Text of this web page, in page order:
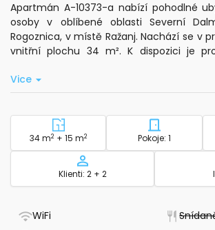
Apartmán A-10373-a nabízí pohodlné
osoby v oblíbené oblasti Severní
Rogoznica, v místě Ražanj. Nachází se v
vnitřní plochu 34 m². K dispozici je
posezení na čerstvém vzduchu.
pokoji. Obývací pokoj je vybaven
televizí a standardním Wi-Fi připojením.
vlastní kuchyň s potřebným
elektrickou konvicí. Hosté mají k
toaletní potřeby a ručníky do koupelny.
Venkovní prostor o rozloze 100 m²
možnost využití pevného grilu. Pro
Vice
Plocha - ubytování
34 m2 + 15 m2 Počet
Pokoje: 1
Kapacita
Klienti: 2 + 2
WiFi